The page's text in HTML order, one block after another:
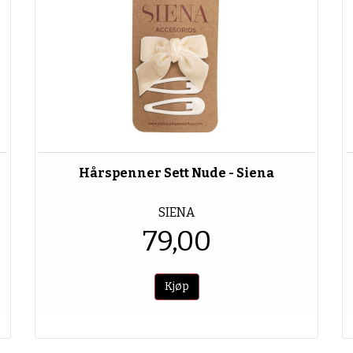
Hårspenner Sett Nude - Siena
SIENA
79,00